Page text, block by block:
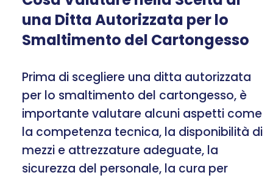
una Ditta Autorizzata per lo
Smaltimento del Cartongesso
Prima di scegliere una ditta autorizzata
per lo smaltimento del cartongesso, è
importante valutare alcuni aspetti come
la competenza tecnica, la disponibilità di
mezzi e attrezzature adeguate, la
sicurezza del personale, la cura per